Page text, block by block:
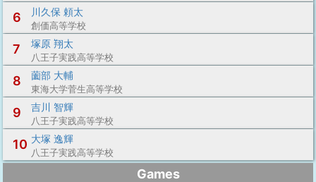
6 川久保 頼太
創価高等学校
7 塚原 翔太
八王子実践高等学校
8 薗部 大輔
東海大学菅生高等学校
9 吉川 智輝
八王子実践高等学校
10 大塚 逸輝
八王子実践高等学校
Games